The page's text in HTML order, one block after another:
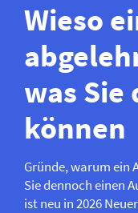
Wieso
was Sie
können
Gründe, warum ein
Sie dennoch einen
ist neu in 2026